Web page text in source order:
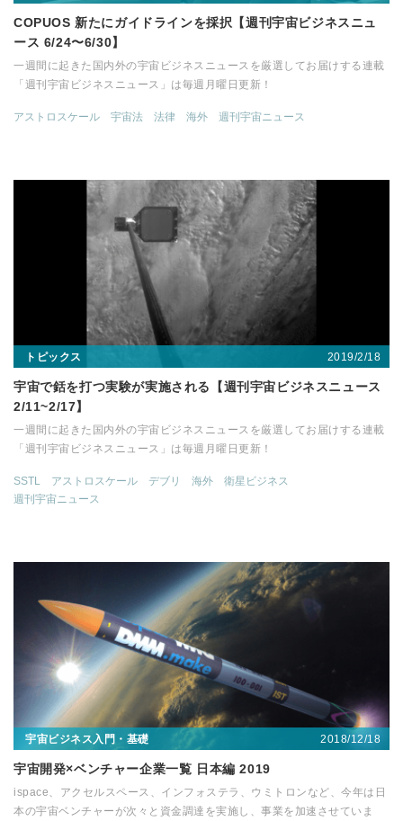
COPUOS 新たにガイドラインを採択【週刊宇宙ビジネスニュ
ース 6/24〜6/30】
一週間に起きた国内外の宇宙ビジネスニュースを厳選してお届けする連載
「週刊宇宙ビジネスニュース」は毎週月曜日更新！
アストロスケール 宇宙法 法律 海外 週刊宇宙ニュース
トピックス 2019/2/18
宇宙で銛を打つ実験が実施される【週刊宇宙ビジネスニュース
2/11~2/17】
一週間に起きた国内外の宇宙ビジネスニュースを厳選してお届けする連載
「週刊宇宙ビジネスニュース」は毎週月曜日更新！
SSTL アストロスケール デブリ 海外
衛星ビジネス
週刊宇宙ニュース
宇宙ビジネス入門・基礎 2018/12/18
宇宙開発×ベンチャー企業一覧 日本編 2019
ispace、アクセルスペース、インフォステラ、ウミトロンなど、今年は日
本の宇宙ベンチャーが次々と資金調達を実施し、事業を加速させていま